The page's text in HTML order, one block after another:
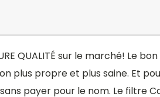
QUALITÉ sur le marché! Le
propre et plus saine. Et
payer pour le nom. Le filtre